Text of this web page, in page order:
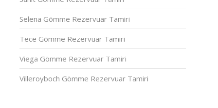
Selena Gömme Rezervuar Tamiri
Tece Gömme Rezervuar Tamiri
Viega Gömme Rezervuar Tamiri
Villeroyboch Gömme Rezervuar Tamiri